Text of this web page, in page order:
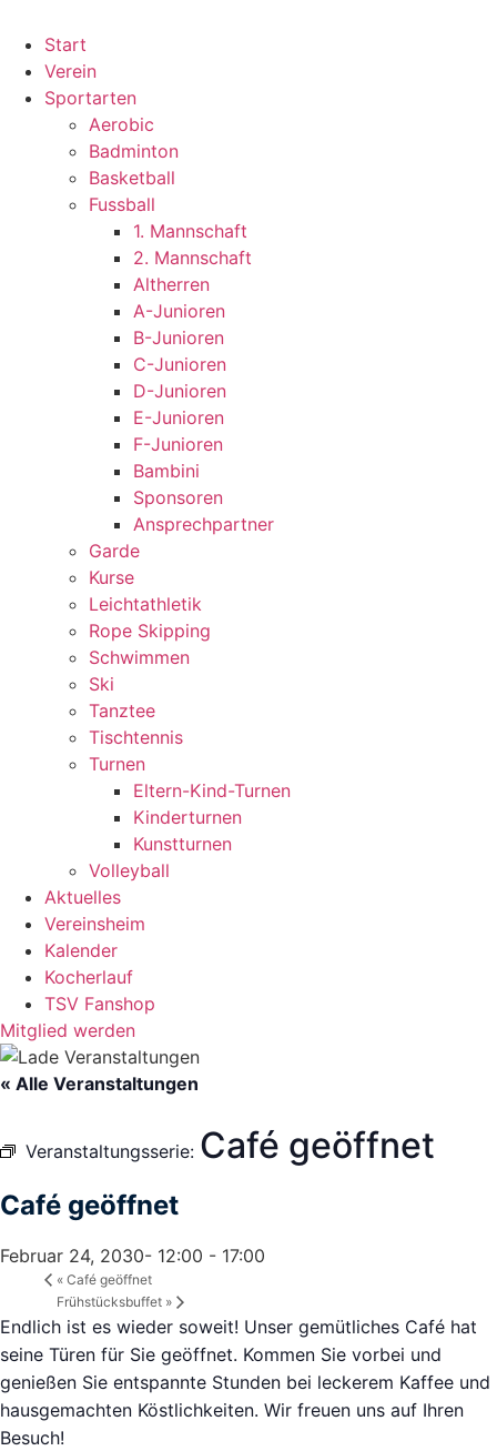
Start
Verein
Sportarten
Aerobic
Badminton
Basketball
Fussball
1. Mannschaft
2. Mannschaft
Altherren
A-Junioren
B-Junioren
C-Junioren
D-Junioren
E-Junioren
F-Junioren
Bambini
Sponsoren
Ansprechpartner
Garde
Kurse
Leichtathletik
Rope Skipping
Schwimmen
Ski
Tanztee
Tischtennis
Turnen
Eltern-Kind-Turnen
Kinderturnen
Kunstturnen
Volleyball
Aktuelles
Vereinsheim
Kalender
Kocherlauf
TSV Fanshop
Mitglied werden
« Alle Veranstaltungen
Veranstaltungsserie: Café geöffnet
Café geöffnet
Februar 24, 2030- 12:00 - 17:00
« Café geöffnet
Frühstücksbuffet »
Endlich ist es wieder soweit! Unser gemütliches Café hat
seine Türen für Sie geöffnet. Kommen Sie vorbei und
genießen Sie entspannte Stunden bei leckerem Kaffee und
hausgemachten Köstlichkeiten. Wir freuen uns auf Ihren
Besuch!